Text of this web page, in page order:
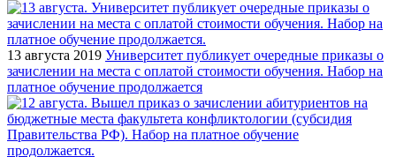
13 августа 2019 Университет публикует очередные приказы о
зачислении на места с оплатой стоимости обучения. Набор на
платное обучение продолжается